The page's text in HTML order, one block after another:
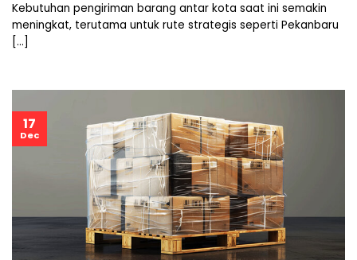
Kebutuhan pengiriman barang antar kota saat ini semakin
meningkat, terutama untuk rute strategis seperti Pekanbaru
[...]
17
Dec